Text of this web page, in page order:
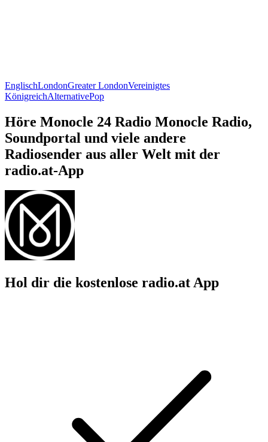
EnglischLondonGreater LondonVereinigtes
KönigreichAlternativePop
Höre Monocle 24 Radio Monocle Radio,
Soundportal und viele andere
Radiosender aus aller Welt mit der
radio.at-App
Hol dir die kostenlose radio.at App